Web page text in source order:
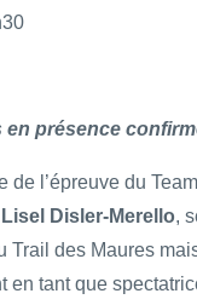
en présence
de l’épreuve du Team
Lisel Disler-Merello,
Trail des Maures
en tant que